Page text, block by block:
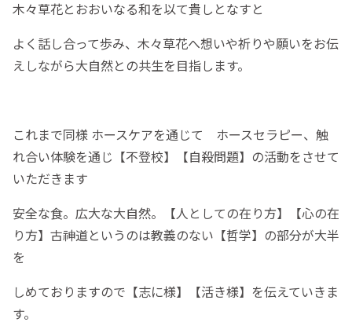
木々草花とおおいなる和を以て貴しとなすと
よく話し合って歩み、木々草花へ想いや祈りや願いをお伝
えしながら大自然との共生を目指します。
これまで同様 ホースケアを通じて ホースセラピー、触
れ合い体験を通じ【不登校】【自殺問題】の活動をさせて
いただきます
安全な食。広大な大自然。【人としての在り方】【心の在
り方】古神道というのは教義のない【哲学】の部分が大半
を
しめておりますので【志に様】【活き様】を伝えていきま
す。